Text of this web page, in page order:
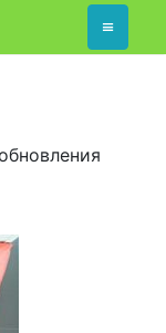
≡